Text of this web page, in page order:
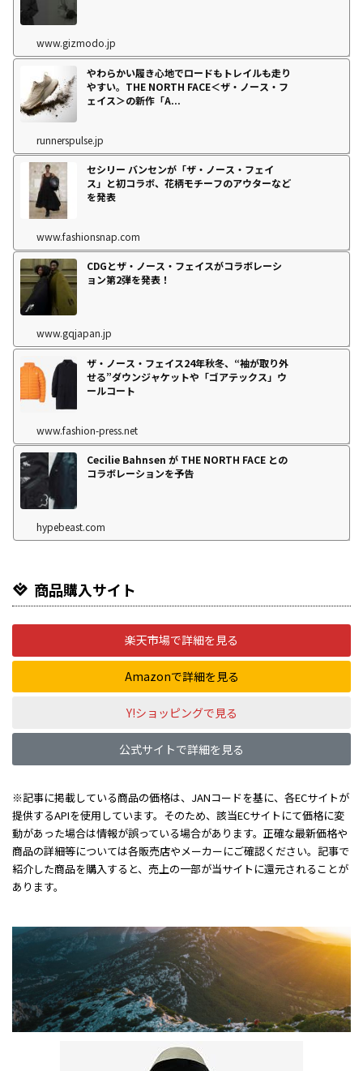
www.gizmodo.jp
やわらかい履き心地でロードもトレイルも走り
やすい。THE NORTH FACE＜ザ・ノース・フ
ェイス＞の新作「A...
runnerspulse.jp
セシリー バンセンが「ザ・ノース・フェイ
ス」と初コラボ、花柄モチーフのアウターなど
を発表
www.fashionsnap.com
CDGとザ・ノース・フェイスがコラボレーシ
ョン第2弾を発表！
www.gqjapan.jp
ザ・ノース・フェイス24年秋冬、“袖が取り外
せる”ダウンジャケットや「ゴアテックス」ウ
ールコート
www.fashion-press.net
Cecilie Bahnsen が THE NORTH FACE との
コラボレーションを予告
hypebeast.com
商品購入サイト
楽天市場で詳細を見る
Amazonで詳細を見る
Y!ショッピングで見る
公式サイトで詳細を見る
※記事に掲載している商品の価格は、JANコードを基に、各ECサイトが
提供するAPIを使用しています。そのため、該当ECサイトにて価格に変
動があった場合は情報が誤っている場合があります。正確な最新価格や
商品の詳細等については各販売店やメーカーにご確認ください。記事で
紹介した商品を購入すると、売上の一部が当サイトに還元されることが
あります。